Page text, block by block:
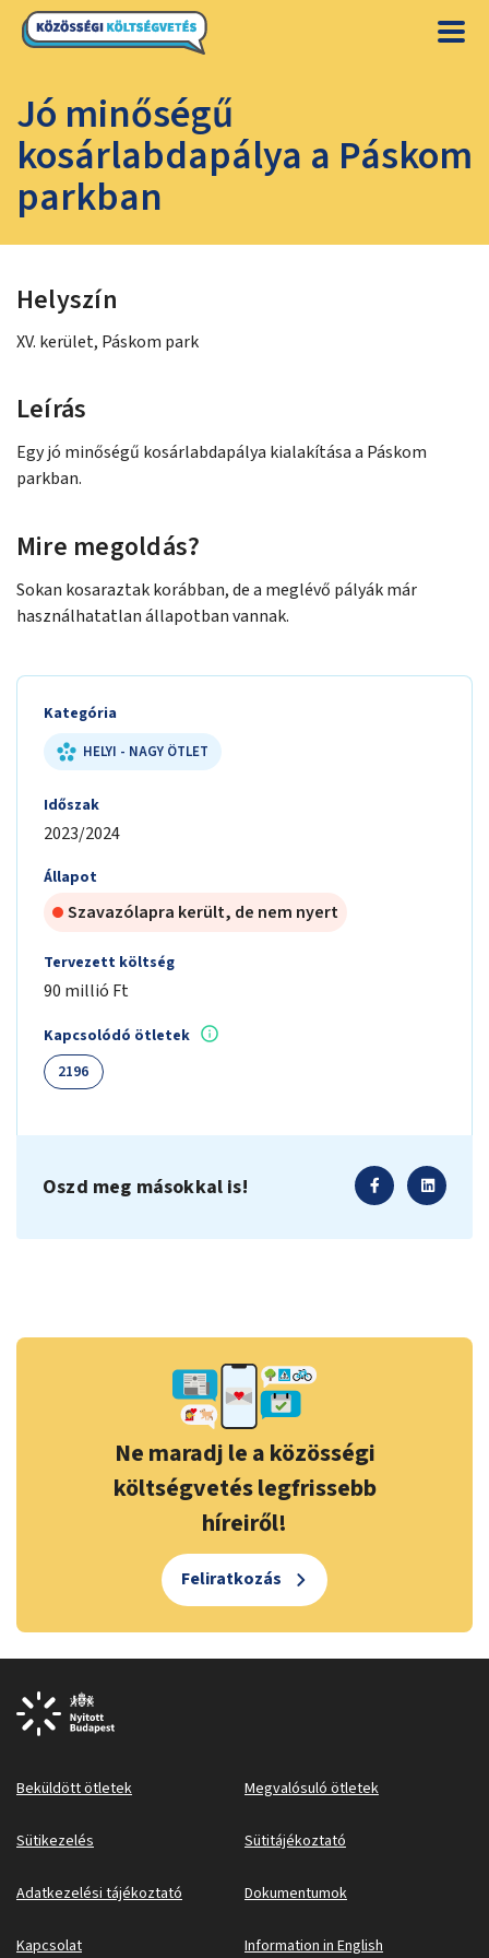
Jó minőségű
kosárlabdapálya a Páskom
parkban
Helyszín
XV. kerület, Páskom park
Leírás
Egy jó minőségű kosárlabdapálya kialakítása a Páskom
parkban.
Mire megoldás?
Sokan kosaraztak korábban, de a meglévő pályák már
használhatatlan állapotban vannak.
Kategória
HELYI - NAGY ÖTLET
Időszak
2023/2024
Állapot
Szavazólapra került, de nem nyert
Tervezett költség
90 millió Ft
Kapcsolódó ötletek
2196
Oszd meg másokkal is!
Ne maradj le a közösségi
költségvetés legfrissebb
híreiről!
Feliratkozás
Beküldött ötletek Megvalósuló ötletek
Sütikezelés Sütitájékoztató
Adatkezelési tájékoztató Dokumentumok
Kapcsolat Information in English